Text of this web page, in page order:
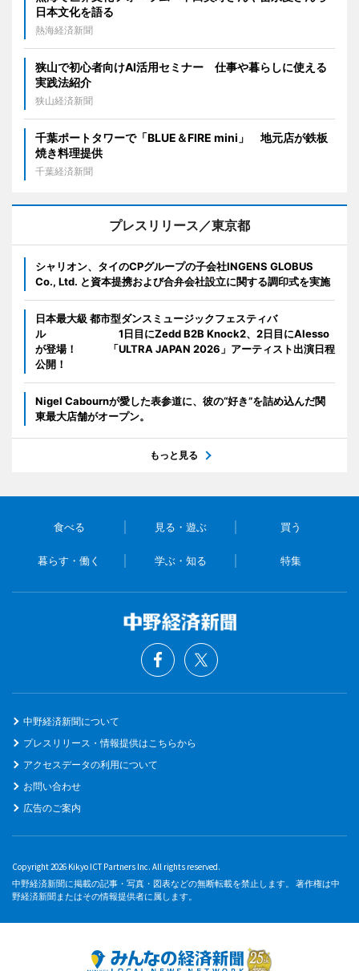
日本文化を語る
熱海経済新聞
狭山で初心者向けAI活用セミナー 仕事や暮らしに使える
実践法紹介
狭山経済新聞
千葉ポートタワーで「BLUE＆FIRE mini」 地元店が鉄板
焼き料理提供
千葉経済新聞
プレスリリース／東京都
シャリオン、タイのCPグループの子会社INGENS GLOBUS
Co., Ltd. と資本提携および合弁会社設立に関する調印式を実施
日本最大級 都市型ダンスミュージックフェスティバ
ル 1日目にZedd B2B Knock2、2日目にAlesso
が登場！ 「ULTRA JAPAN 2026」アーティスト出演日程
公開！
Nigel Cabournが愛した表参道に、彼の“好き”を詰め込んだ関
東最大店舗がオープン。
もっと見る
食べる 見る・遊ぶ 買う
暮らす・働く 学ぶ・知る 特集
中野経済新聞について
プレスリリース・情報提供はこちらから
アクセスデータの利用について
お問い合わせ
広告のご案内
Copyright 2026 Kikyo ICT Partners Inc. All rights reserved.
中野経済新聞に掲載の記事・写真・図表などの無断転載を禁止します。 著作権は中
野経済新聞またはその情報提供者に属します。